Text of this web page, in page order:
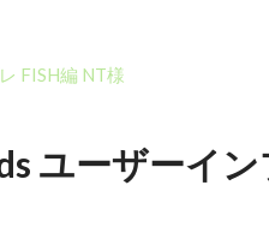
多め
た2026年6月4日
5月12日
FISH編 NT様
ユーザーイン